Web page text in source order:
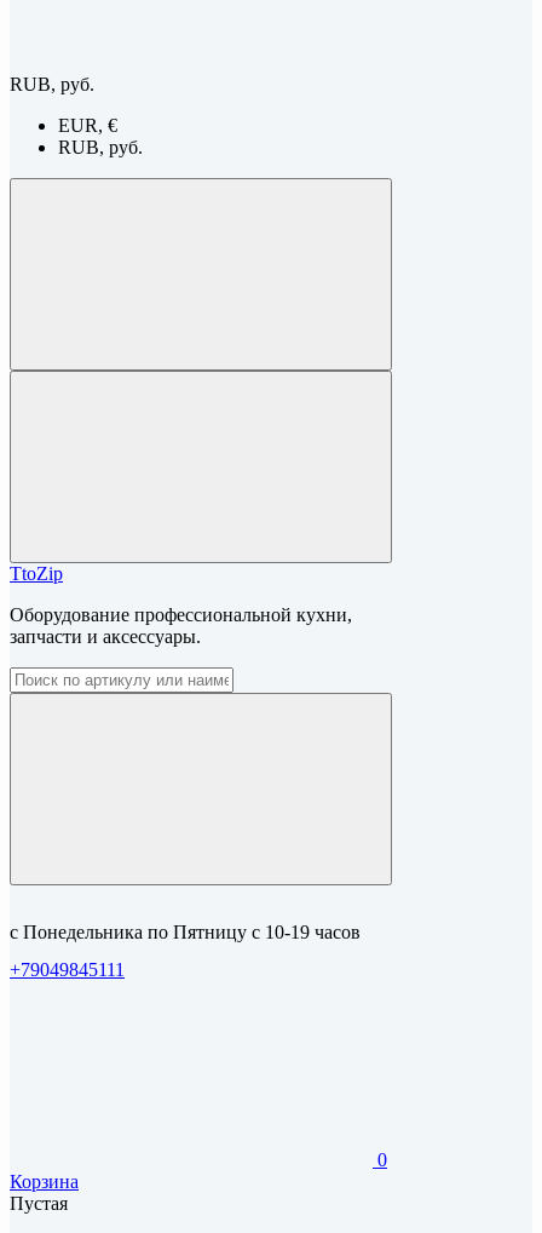
RUB, руб.
EUR, €
RUB, руб.
TtoZip
Оборудование профессиональной кухни,
запчасти и аксессуары.
с Понедельника по Пятницу с 10-19 часов
+79049845111
0
Корзина
Пустая